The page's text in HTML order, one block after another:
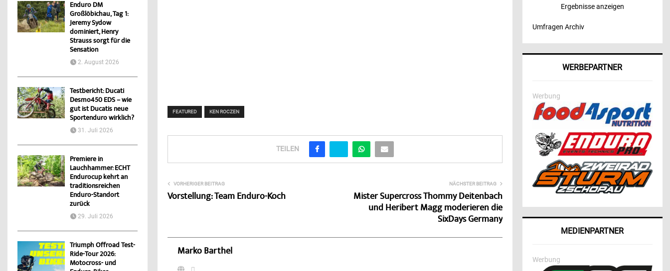
FEATURED KEN ROCZEN
TEILEN
VORHERIGER BEITRAG
Vorstellung: Team Enduro-Koch
NÄCHSTER BEITRAG
Mister Supercross Thommy Deitenbach
und Heribert Magg moderieren die
SixDays Germany
Marko Barthel
Enduro DM
Großlöbichau, Tag 1:
Jeremy Sydow
dominiert, Henry
Strauss sorgt für die
Sensation
2. August 2026
Testbericht: Ducati
Desmo450 EDS – wie
gut ist Ducatis neue
Sportenduro wirklich?
31. Juli 2026
Premiere in
Lauchhammer: ECHT
Endurocup kehrt an
traditionsreichen
Enduro-Standort
zurück
29. Juli 2026
Triumph Offroad Test-
Ride-Tour 2026:
Motocross- und
Ergebnisse anzeigen
Umfragen Archiv
WERBEPARTNER
Werbung
MEDIENPARTNER
Werbung